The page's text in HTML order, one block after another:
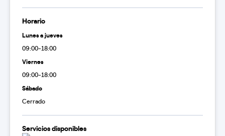
Horario
Lunes a jueves
09:00-18:00
Viernes
09:00-18:00
Sábado
Cerrado
Servicios disponibles